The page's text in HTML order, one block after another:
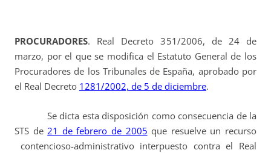
PROCURADORES. Real Decreto 351/2006, de 24 de
marzo, por el que se modifica el Estatuto General de los
Procuradores de los Tribunales de España, aprobado por
el Real Decreto 1281/2002, de 5 de diciembre.
Se dicta esta disposición como consecuencia de la
STS de21 de febrero de 2005 que resuelve un recurso
contencioso-administrativo interpuesto contra el Real